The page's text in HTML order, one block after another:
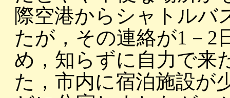
際空港からシャトルバ
たが，その連絡が1－2
め，知らずに自力で来
た，市内に宿泊施設が